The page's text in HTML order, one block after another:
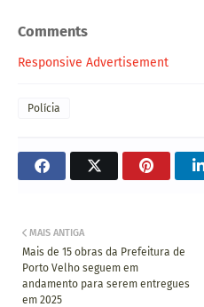
Comments
Responsive Advertisement
Polícia
MAIS ANTIGA
Mais de 15 obras da Prefeitura de
Porto Velho seguem em
andamento para serem entregues
em 2025